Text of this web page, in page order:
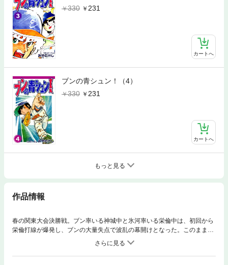
330
231
カートへ
ブンの青シュン！（4）
330
231
カートへ
もっと見る
作品情報
春の関東大会決勝戦。ブン率いる神城中と氷河率いる栄倫中は、初回から
栄倫打線が爆発し、ブンの大量失点で波乱の幕開けとなった。このままで
はイカンと、ブンは禁断のリストバンドを外して応戦し、栄倫打線を圧
倒。そんなブンを援護して神城打線も食らいつき、同点に追いつく白熱の
試合展開。死闘の末、試合を制したのは……！？ 激闘の関東大会が終わ